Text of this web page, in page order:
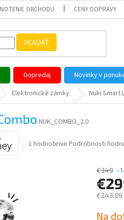
OBCHODU CENY DOPRAVY
HĽADAŤ
Dopredaj Novinky v
Elektronické zámky Nuki Smart
NUK_COMBO_2.0
Priemerné
1 hodnotenie Podrobnosti
€349
€243,09
Na